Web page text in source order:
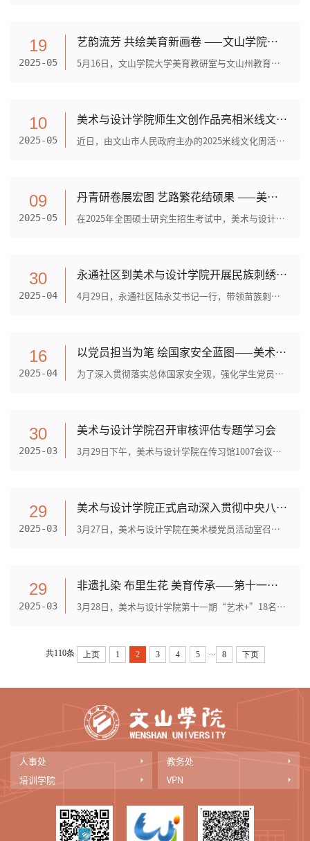
19
2025-05
艺韵流芳 共绘美育新画卷 ——文山学院大学美育教研室到马关县开展教研活动
5月16日，文山学院大学美育教研室与文山州教育体育局一行18人，共同前往马关县民族职业高级中学开展教研活动。（图片1合影）活动期间，在马关县职高周巧玲校长、教务处汪琦主任的...
10
2025-05
美术与设计学院师生文创作品亮相米线文化周
近日，由文山市人民政府主办的2025米线文化周活动圆满落幕。文山学院美术与设计学院作为重要参展单位，携工艺美术专业、美术学专业师生创作的百余件特色文创作品亮相文山米线节文...
09
2025-05
丹青研卷展宏图 艺路繁花结硕果 ——美术与设计学院2025届毕业生七人考研成功上岸
在2025年全国硕士研究生招生考试中，美术与设计学院学子以昂扬之志、拼搏之姿，交出了一份令人振奋的答卷。在党政齐心、班主任协同、学生服务管理、专任教师指导等多方协同育人机...
30
2025-04
永通社区到美术与设计学院开展民族刺绣衍生品设计合作
4月29日，永通社区陆永艾书记一行，带领苗族刺绣娘12人到美术与设计学院传习馆，开展民族刺绣衍生品设计合作。根据前期合作方案，陆书记和刺绣娘们对刺绣衍生品设计方案进行验收。...
16
2025-04
以党员担当为笔 绘国家安全蓝图——美术与设计学院学生党支部开展国家安全观主题党日活动
为了深入贯彻落实总体国家安全观，强化学生党员的国家安全意识与责任担当，文山学院美术与设计学院学生党支部于2025年4月15日下午，在美术楼党员活动室组织开展“以党员担当为笔、...
30
2025-03
美术与设计学院召开审核评估专题学习会
3月29日下午，美术与设计学院在传习馆1007会议室召开教育部审核评估专题学习会。会议由院长孙华主持，全院教师参会，深入学习《文山学院审核评估手册》，为即将到来的审核评估工...
29
2025-03
美术与设计学院正式启动深入贯彻中央八项规定精神学习教育
3月27日，美术与设计学院在美术楼党员活动室召开党员大会，认真学习贯彻习近平总书记关于深入贯彻中央八项规定精神学习教育的重要讲话和重要指示精神，传达学习中央、省委党的建设...
29
2025-03
非遗扎染 布里生花 美育传承——第十一期“艺术+”社会实践活动点亮乡村美育
3月28日，美术与设计学院第十一期“艺术+”18名志愿者走进文山市马塘镇小学，以“布里生花·美育传承”为主题，将国家级非遗扎染艺术带入乡村课堂，为60名同学带来沉浸式文化体验。...
共110条 上页 1 2 3 4 5 8 下页
人事处
教务处
培训学院
VPN